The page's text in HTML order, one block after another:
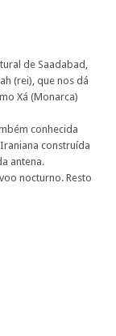
de Saadabad,
(rei), que nos dá
Xá (Monarca)
conhecida
construída
antena.
nocturno. Resto